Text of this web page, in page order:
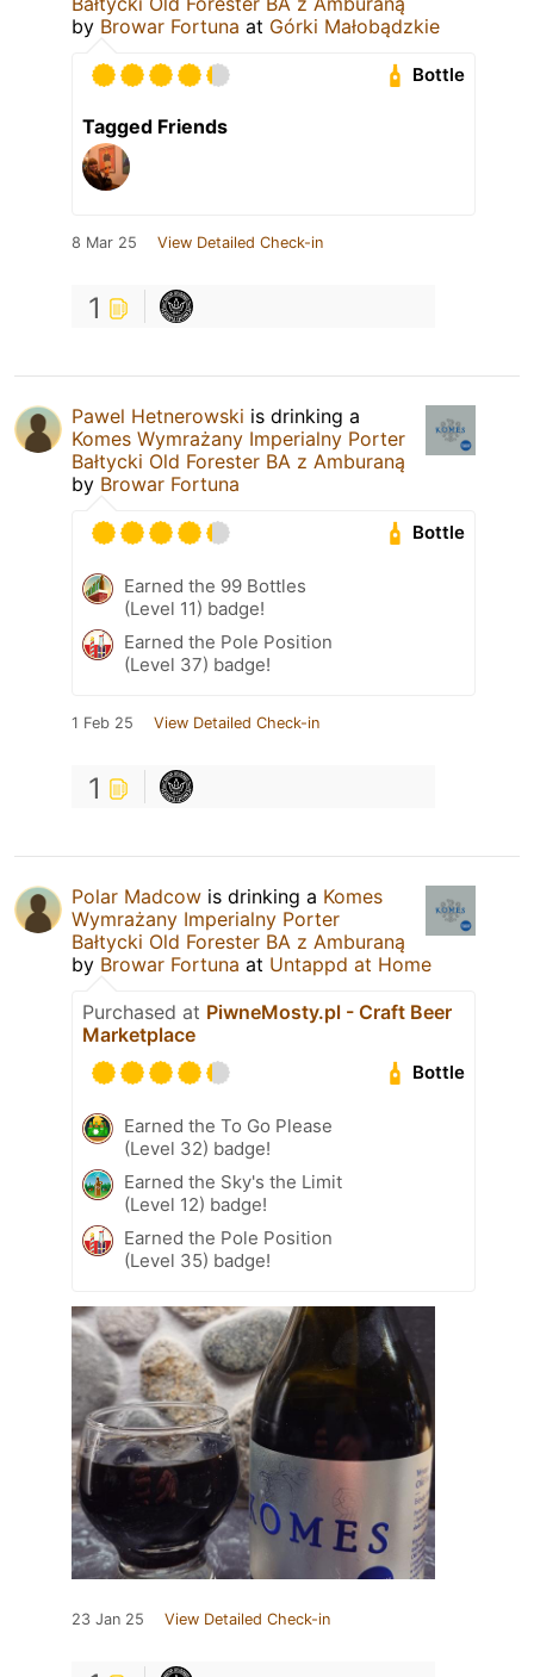
by Browar Fortuna at Górki Małobądzkie
Bottle
Tagged Friends
8 Mar 25 View Detailed Check-in
1
Pawel Hetnerowski is drinking a
Komes Wymrażany Imperialny Porter
Bałtycki Old Forester BA z Amburaną
by Browar Fortuna
Bottle
Earned the 99 Bottles
(Level 11) badge!
Earned the Pole Position
(Level 37) badge!
1 Feb 25 View Detailed Check-in
1
Polar Madcow is drinking a Komes
Wymrażany Imperialny Porter
Bałtycki Old Forester BA z Amburaną
by Browar Fortuna at Untappd at Home
Purchased at PiwneMosty.pl - Craft Beer
Marketplace
Bottle
Earned the To Go Please
(Level 32) badge!
Earned the Sky's the Limit
(Level 12) badge!
Earned the Pole Position
(Level 35) badge!
23 Jan 25 View Detailed Check-in